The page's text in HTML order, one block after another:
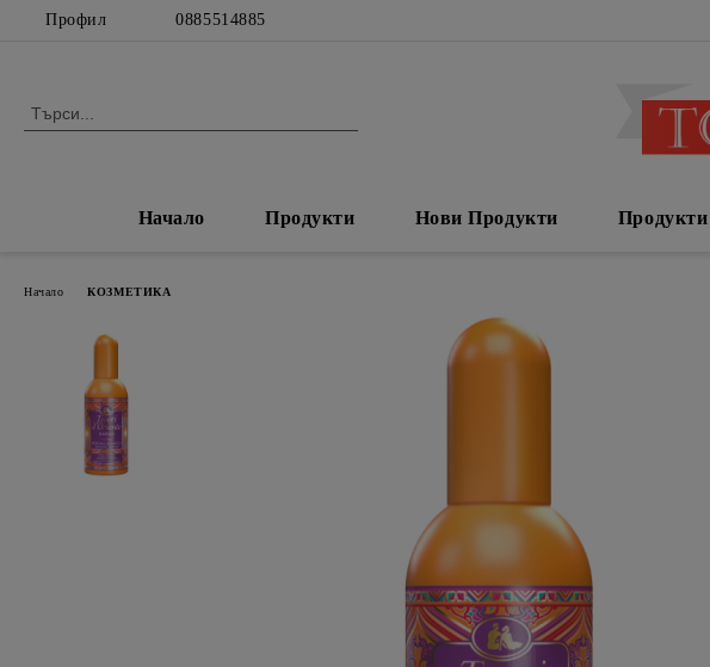
Профил 0885514885
Начало Продукти Нови Продукти Продукти
Начало КОЗМЕТИКА